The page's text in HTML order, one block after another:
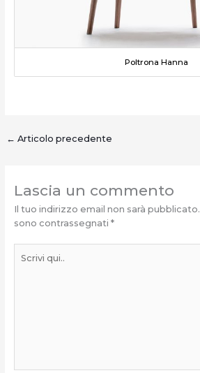
Poltrona Hanna
← Articolo precedente
Lascia un commento
Il tuo indirizzo email non sarà pubblicato.
sono contrassegnati *
qui..